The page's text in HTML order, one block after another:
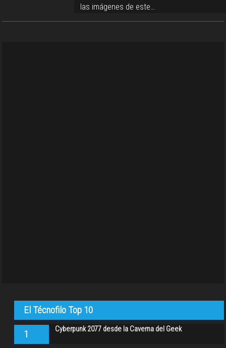
las imágenes de este…
El Técnofilo Top 10
1 Cyberpunk 2077 desde la Caverna del Geek